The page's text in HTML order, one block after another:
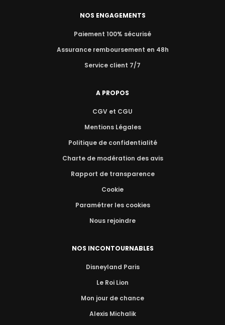
NOS ENGAGEMENTS
Paiement 100% sécurisé
Assurance remboursement en 48h
Service client 7/7
A PROPOS
CGV et CGU
Mentions Légales
Politique de confidentialité
Charte de modération des avis
Rapport de transparence
Cookie
Paramétrer les cookies
Nous rejoindre
NOS INCONTOURNABLES
Disneyland Paris
Le Roi Lion
Mon jour de chance
Alexis Michalik